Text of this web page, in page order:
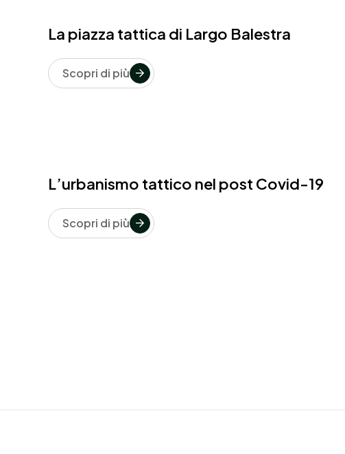
La piazza tattica di Largo Balestra
Scopri di più
L’urbanismo tattico nel post Covid-19
Scopri di più